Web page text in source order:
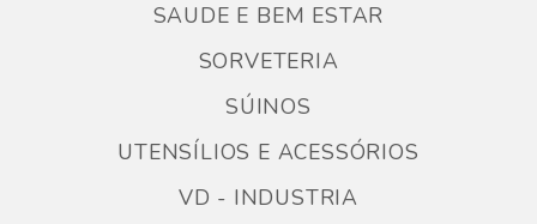
SAUDE E BEM ESTAR
SORVETERIA
SÚINOS
UTENSÍLIOS E ACESSÓRIOS
VD - INDUSTRIA